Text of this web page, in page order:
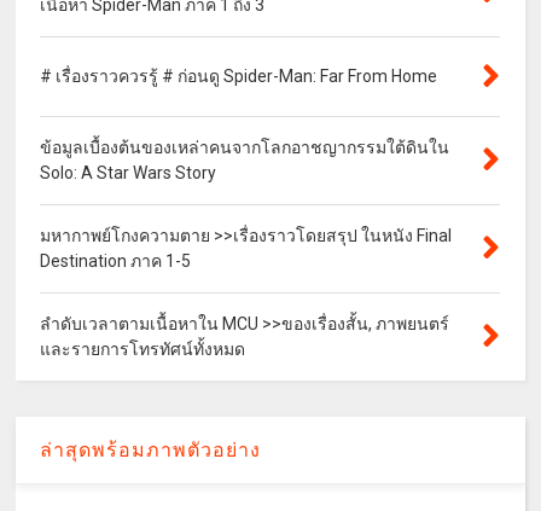
เนื้อหา Spider-Man ภาค 1 ถึง 3
# เรื่องราวควรรู้ # ก่อนดู Spider-Man: Far From Home
ข้อมูลเบื้องต้นของเหล่าคนจากโลกอาชญากรรมใต้ดินใน
Solo: A Star Wars Story
มหากาพย์โกงความตาย >>เรื่องราวโดยสรุป ในหนัง Final
Destination ภาค 1-5
ลำดับเวลาตามเนื้อหาใน MCU >>ของเรื่องสั้น, ภาพยนตร์
และรายการโทรทัศน์ทั้งหมด
ล่าสุดพร้อมภาพตัวอย่าง